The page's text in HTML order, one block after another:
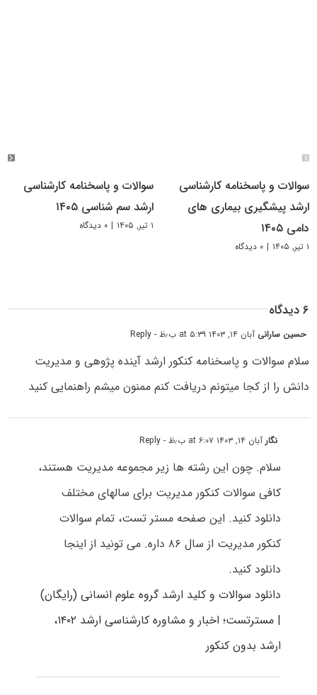
سوالات و پاسخنامه کارشناسی
ارشد پیشگیری بیماری های
دامی ۱۴۰۵
۱ تیر, ۱۴۰۵ | ۰ دیدگاه
سوالات و پاسخنامه کارشناسی
ارشد سم شناسی ۱۴۰۵
۱ تیر, ۱۴۰۵ | ۰ دیدگاه
۶ دیدگاه
حسین سارانی آبان ۱۴, ۱۴۰۳ at ۵:۳۹ ب٫ظ - Reply
سلام سوالات و پاسخنامه کنکور ارشد آینده پژوهی و مدیریت
دانش را از کجا میتونم دریافت کنم ممنون میشم راهنمایی کنید
نگارآبان ۱۴, ۱۴۰۳ at ۶:۰۷ ب٫ظ - Reply
سلام. چون این رشته ها زیر مجموعه مدیریت هستند،
کافی سوالات کنکور مدیریت برای سالهای مختلف
دانلود کنید. این صفحه مستر تست، تمام سوالات
کنکور مدیریت از سال ۸۶ داره. می تونید از اینجا
دانلود کنید.
دانلود سوالات و کلید ارشد گروه علوم انسانی (رایگان)
| مسترتست؛ اخبار و مشاوره کارشناسی ارشد ۱۴۰۲،
ارشد بدون کنکور